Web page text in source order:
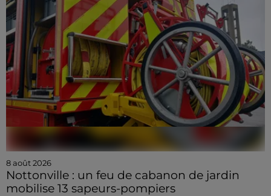
8 août 2026
Nottonville : un feu de cabanon de jardin
mobilise 13 sapeurs-pompiers